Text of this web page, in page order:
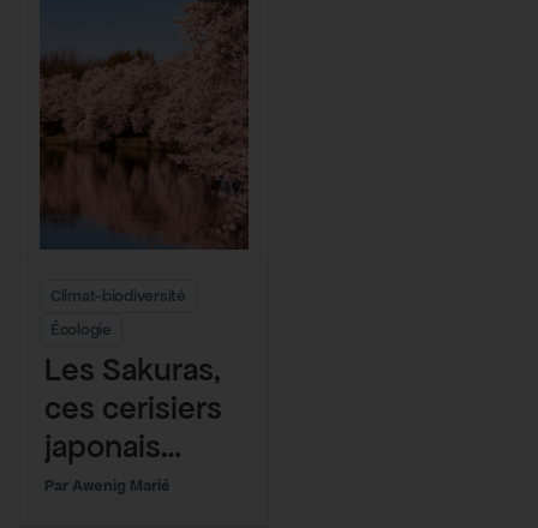
Climat-biodiversité
Écologie
Les Sakuras,
ces cerisiers
japonais
témoins
Awenig Marié